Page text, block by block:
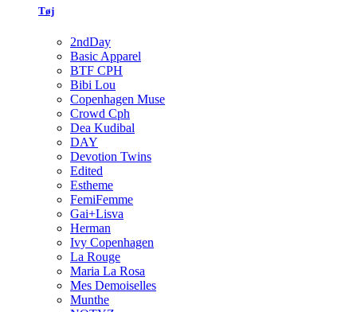
Tøj
2ndDay
Basic Apparel
BTF CPH
Bibi Lou
Copenhagen Muse
Crowd Cph
Dea Kudibal
DAY
Devotion Twins
Edited
Estheme
FemiFemme
Gai+Lisva
Herman
Ivy Copenhagen
La Rouge
Maria La Rosa
Mes Demoiselles
Munthe